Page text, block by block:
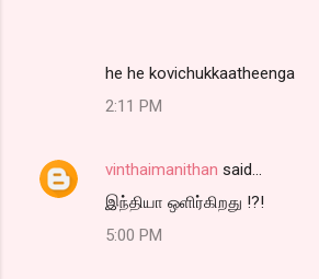
he he kovichukkaatheenga
2:11 PM
vinthaimanithan said…
இந்தியா ஒளிர்கிறது !?!
5:00 PM